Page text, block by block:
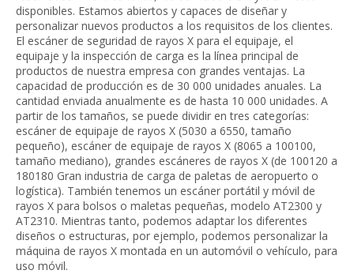
disponibles. Estamos abiertos y capaces de diseñar y
personalizar nuevos productos a los requisitos de los clientes.
El escáner de seguridad de rayos X para el equipaje, el
equipaje y la inspección de carga es la línea principal de
productos de nuestra empresa con grandes ventajas. La
capacidad de producción es de 30 000 unidades anuales. La
cantidad enviada anualmente es de hasta 10 000 unidades. A
partir de los tamaños, se puede dividir en tres categorías:
escáner de equipaje de rayos X (5030 a 6550, tamaño
pequeño), escáner de equipaje de rayos X (8065 a 100100,
tamaño mediano), grandes escáneres de rayos X (de 100120 a
180180 Gran industria de carga de paletas de aeropuerto o
logística). También tenemos un escáner portátil y móvil de
rayos X para bolsos o maletas pequeñas, modelo AT2300 y
AT2310. Mientras tanto, podemos adaptar los diferentes
diseños o estructuras, por ejemplo, podemos personalizar la
máquina de rayos X montada en un automóvil o vehículo, para
uso móvil.